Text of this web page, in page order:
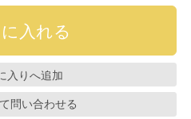
入り
問い合わせる